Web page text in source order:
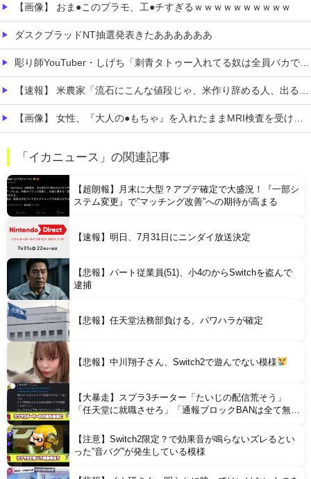
【画像】 おま●このプラモ、工●チすぎるｗｗｗｗｗｗｗｗｗｗ
ダスクブラッドNT抽選発表きたああああああ
彫り師YouTuber・しげち「刺青タトゥー入れてる奴は全員バカです」「すごい民度低い」「5000円好きなんすよ、バカって」
【速報】 米農家「流石にこんな値段じゃ、米作り辞める人、出るんじゃないかなあ？？」
【画像】 女性、『大人の●もちゃ』を入れたままMRI検査を受けた結果 →
【恐怖】 東名高速で結婚式の衣装合わせに向かっていた夫婦の車に何度も何度も追突した60歳の男がヤバすぎる…こんなのに遭遇したらどうすればいいの？
Powered by livedoor 相互RSS
「イカニュース」の関連記事
【超朗報】月末に大型？アプデ確定で大盛況！『一部シ
ステム変更』で”マッチング改善”への期待が高まる
【速報】明日、7月31日にニンダイ放送決定
【悲報】パート従業員(51)、小4のからSwitchを盗んで
逮捕
【悲報】任天堂法務部負ける、パワハラが確定
【悲報】中川翔子さん、Switch2で遊んでない模様
【大暴走】スプラ3チーター「たいじの配信荒そう」
「任天堂に就職させろ」「通報ブロックBANは全て無意
【注意】Switch2限定？で効果音が鳴らないズレるとい
った”音バグ”が発生している模様